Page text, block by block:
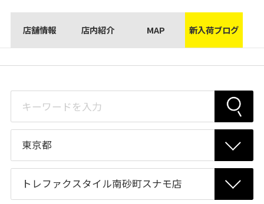
店舗情報 店内紹介 MAP 新入荷ブログ